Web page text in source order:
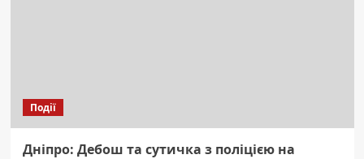
Події
Дніпро: Дебош та сутичка з поліцією на